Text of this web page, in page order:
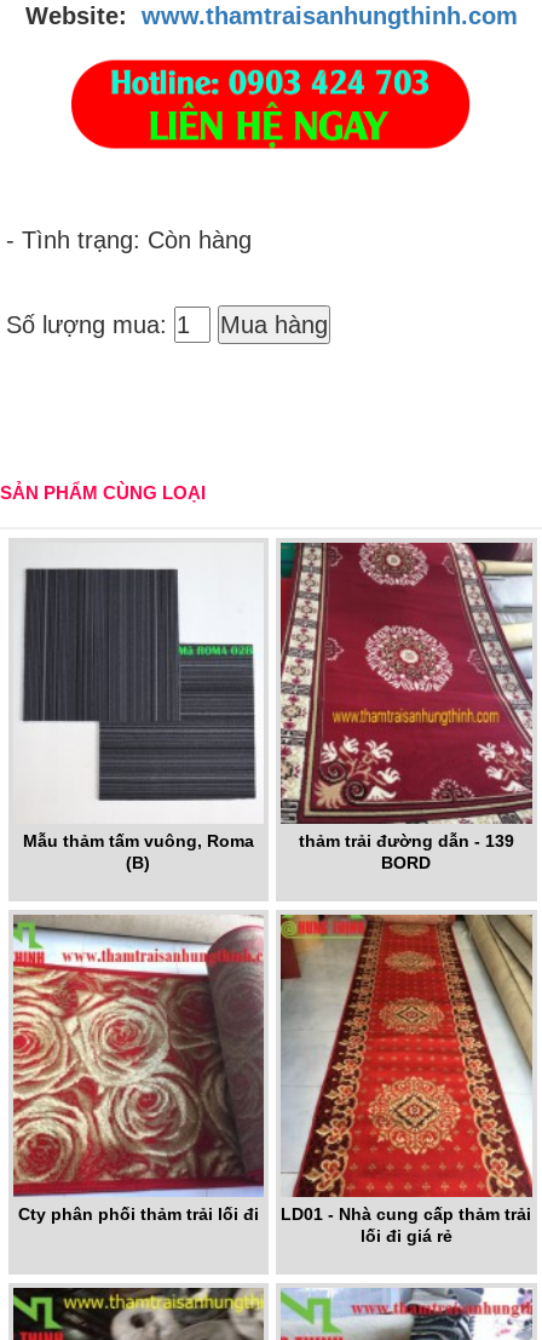
Website: www.thamtraisanhungthinh.com
- Tình trạng: Còn hàng
Số lượng mua: Mua hàng
SẢN PHẨM CÙNG LOẠI
Mẫu thảm tấm vuông, Roma
(B)
thảm trải đường dẫn - 139
BORD
Cty phân phối thảm trải lối đi
LD01 - Nhà cung cấp thảm trải
lối đi giá rẻ